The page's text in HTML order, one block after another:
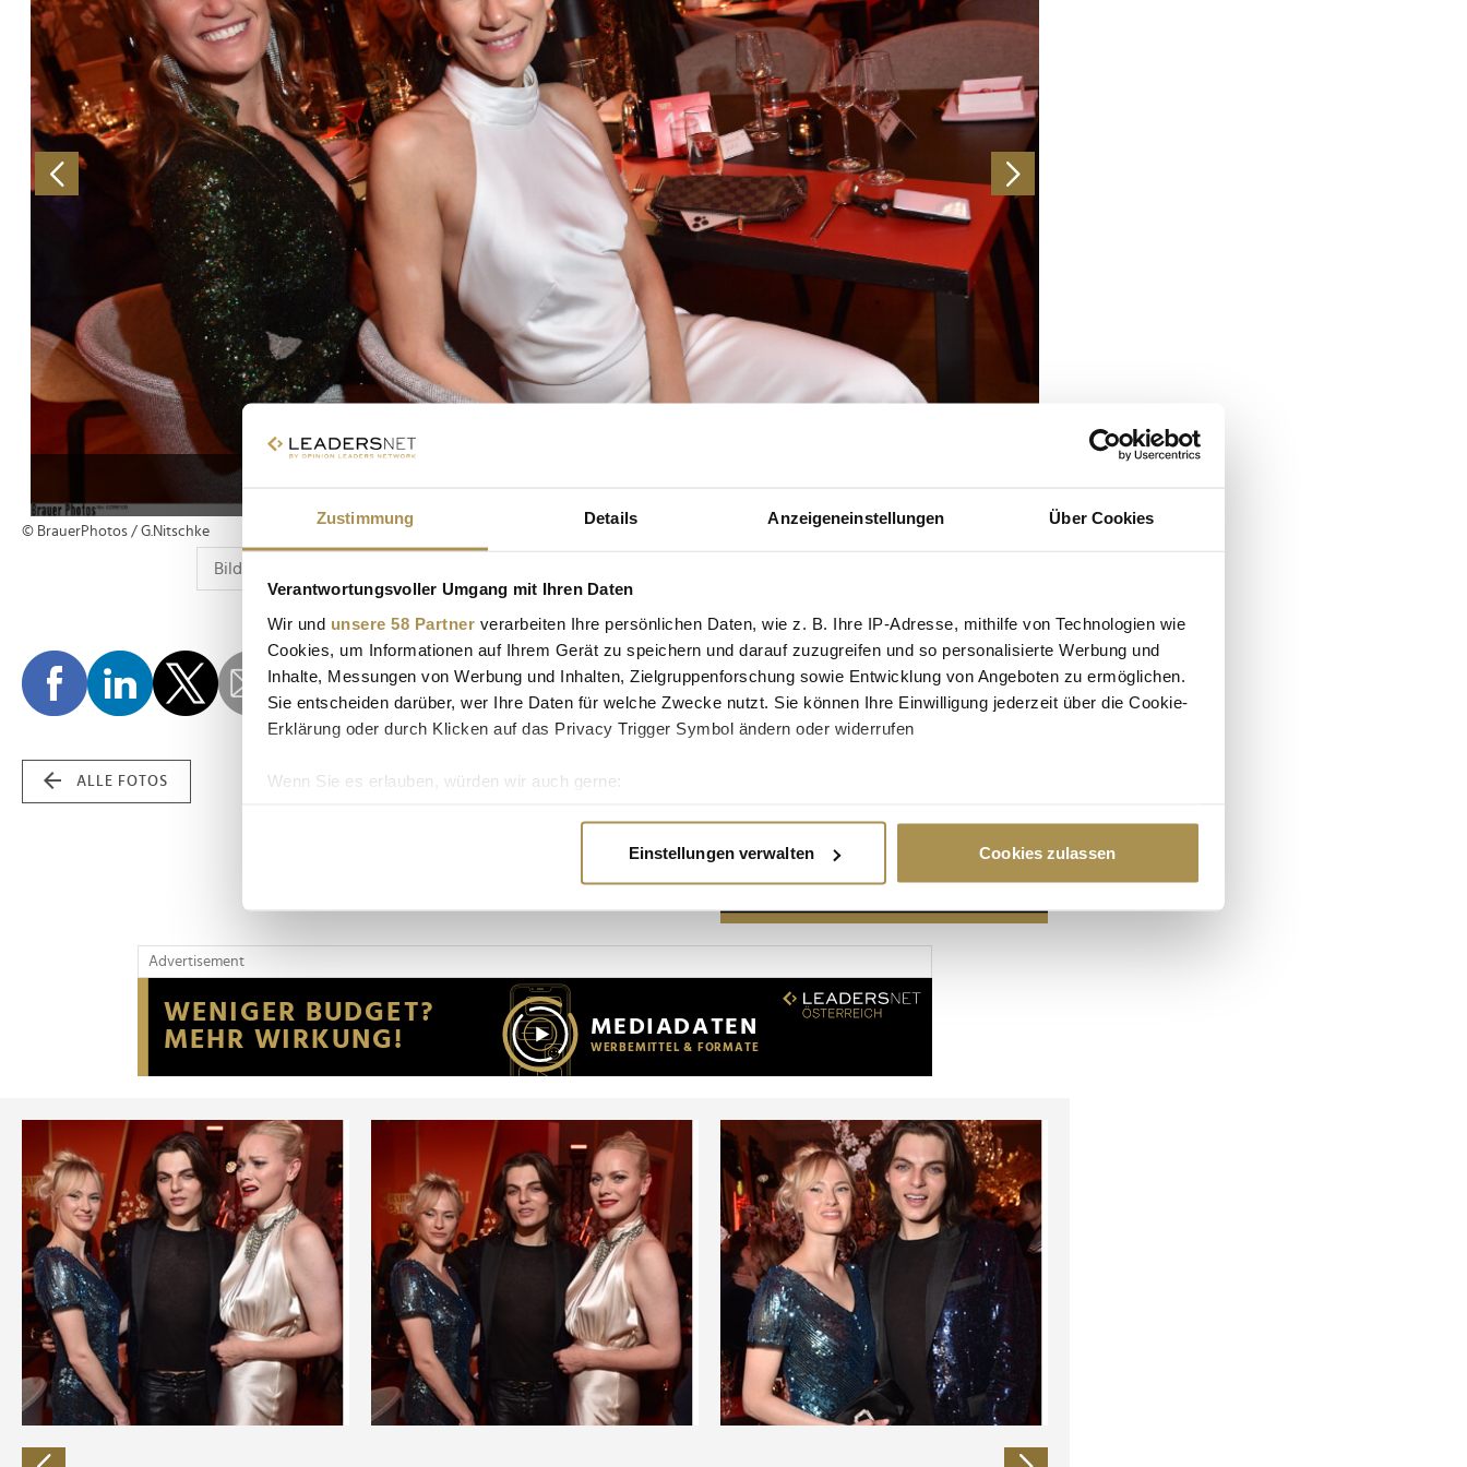
Zustimmung Details Anzeigeneinstellungen Über Cookies
Verantwortungsvoller Umgang mit Ihren Daten
Wir und unsere 58 Partner verarbeiten Ihre persönlichen Daten, wie z. B. Ihre IP-Adresse, mithilfe von Technologien wie
Cookies, um Informationen auf Ihrem Gerät zu speichern und darauf zuzugreifen und so personalisierte Werbung und
Inhalte, Messungen von Werbung und Inhalten, Zielgruppenforschung sowie Entwicklung von Angeboten zu ermöglichen.
Sie entscheiden darüber, wer Ihre Daten für welche Zwecke nutzt. Sie können Ihre Einwilligung jederzeit über die Cookie-
Erklärung oder durch Klicken auf das Privacy Trigger Symbol ändern oder widerrufen
Wenn Sie es erlauben, würden wir auch gerne:
Erfahren Sie mehr darüber, wie Ihre persönlichen Daten verarbeitet werden, und legen Sie Ihre Präferenzen im
Wir verwenden Cookies, um Inhalte und Anzeigen zu personalisieren, Funktionen für soziale Medien anbieten zu können
Website an unsere Partner für soziale Medien, Werbung und Analysen weiter. Unsere Partner führen diese Informationen
möglicherweise mit weiteren Daten zusammen, die Sie ihnen bereitgestellt haben oder die sie im Rahmen Ihrer Nutzung
der Dienste gesammelt haben.
Einstellungen verwalten Cookies zulassen
© BrauerPhotos / G.Nitschke
ALLE FOTOS
Advertisement
Advertisement